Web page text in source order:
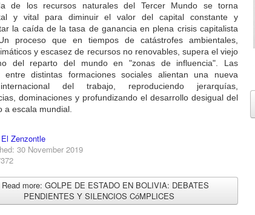
de los recursos naturales del Tercer Mundo se torna
y vital para diminuir el valor del capital constante y
la caída de la tasa de ganancia en plena crisis capitalista
proceso que en tiempos de catástrofes ambientales,
y escasez de recursos no renovables, supera el viejo
del reparto del mundo en "zonas de influencia". Las
entre distintas formaciones sociales alientan una nueva
del trabajo, reproduciendo jerarquías,
dominaciones y profundizando el desarrollo desigual del
a escala mundial.
El Zenzontle
30 November 2019
Read more: GOLPE DE ESTADO EN BOLIVIA: DEBATES
PENDIENTES Y SILENCIOS CóMPLICES